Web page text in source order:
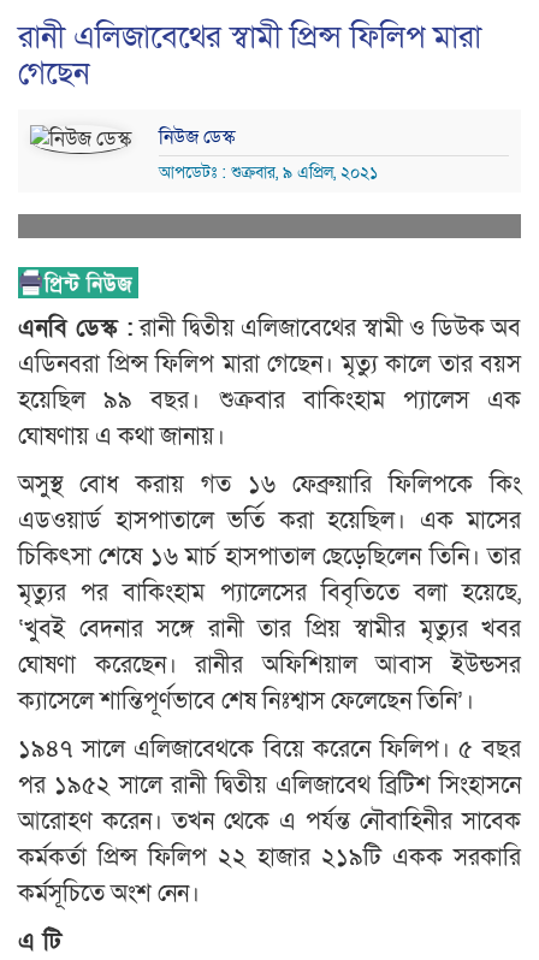
রানী এলিজাবেথের স্বামী প্রিন্স ফিলিপ মারা
গেছেন
নিউজ ডেস্ক
আপডেটঃ : শুক্রবার, ৯ এপ্রিল, ২০২১
এনবি ডেস্ক :রানী দ্বিতীয় এলিজাবেথের স্বামী ও ডিউক অব
এডিনবরা প্রিন্স ফিলিপ মারা গেছেন। মৃত্যু কালে তার বয়স
হয়েছিল ৯৯ বছর। শুক্রবার বাকিংহাম প্যালেস এক
ঘোষণায় এ কথা জানায়।
অসুস্থ বোধ করায় গত ১৬ ফেব্রুয়ারি ফিলিপকে কিং
এডওয়ার্ড হাসপাতালে ভর্তি করা হয়েছিল। এক মাসের
চিকিৎসা শেষে ১৬ মার্চ হাসপাতাল ছেড়েছিলেন তিনি। তার
মৃত্যুর পর বাকিংহাম প্যালেসের বিবৃতিতে বলা হয়েছে,
‘খুবই বেদনার সঙ্গে রানী তার প্রিয় স্বামীর মৃত্যুর খবর
ঘোষণা করেছেন। রানীর অফিশিয়াল আবাস ইউন্ডসর
ক্যাসেলে শান্তিপূর্ণভাবে শেষ নিঃশ্বাস ফেলেছেন তিনি’।
১৯৪৭ সালে এলিজাবেথকে বিয়ে করেনে ফিলিপ। ৫ বছর
পর ১৯৫২ সালে রানী দ্বিতীয় এলিজাবেথ ব্রিটিশ সিংহাসনে
আরোহণ করেন। তখন থেকে এ পর্যন্ত নৌবাহিনীর সাবেক
কর্মকর্তা প্রিন্স ফিলিপ ২২ হাজার ২১৯টি একক সরকারি
কর্মসূচিতে অংশ নেন।
এ টি